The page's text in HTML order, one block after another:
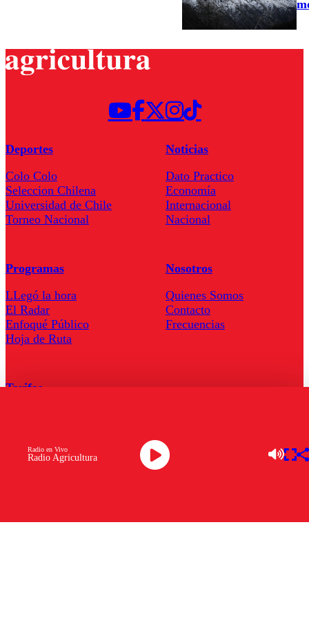
Radio Agricultura
Radio en Vivo
Deportes
Colo Colo
Seleccion Chilena
Universidad de Chile
Torneo Nacional
Noticias
Dato Practico
Economía
Internacional
Nacional
Programas
LLegó la hora
El Radar
Enfoqué Público
Hoja de Ruta
Nosotros
Quienes Somos
Contacto
Frecuencias
Tarifas
Descarga la APP